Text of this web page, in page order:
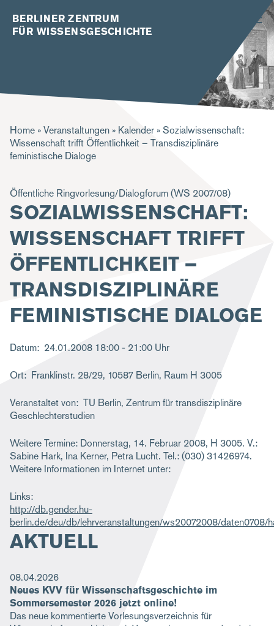
BERLINER ZENTRUM
FÜR WISSENSGESCHICHTE
P
f
d
n
a
v
i
g
a
i
o
Home Veranstaltungen Kalender
Sozialwissenschaft:
Wissenschaft trifft Öffentlichkeit – Transdisziplinäre
feministische Dialoge
Öffentliche Ringvorlesung/Dialogforum (WS 2007/08)
SOZIALWISSENSCHAFT:
WISSENSCHAFT TRIFFT
ÖFFENTLICHKEIT –
TRANSDISZIPLINÄRE
FEMINISTISCHE DIALOGE
Datum 24.01.2008 18:00 - 21:00 Uhr
Ort Franklinstr. 28/29, 10587 Berlin, Raum H 3005
Veranstaltet von TU Berlin, Zentrum für transdisziplinäre
Geschlechterstudien
Weitere Termine: Donnerstag, 14. Februar 2008, H 3005. V.:
Sabine Hark, Ina Kerner, Petra Lucht. Tel.: (030) 31426974.
Weitere Informationen im Internet unter:
Links
http://db.gender.hu-
berlin.de/deu/db/lehrveranstaltungen/ws20072008/daten0708/
AKTUELL
08.04.2026
Neues KVV für Wissenschaftsgeschichte im
Sommersemester 2026 jetzt online!
Das neue kommentierte Vorlesungsverzeichnis für